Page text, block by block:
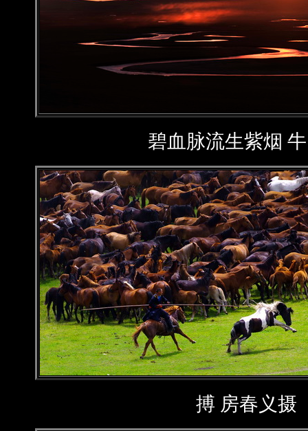
碧血脉流生紫烟
搏 房春义摄